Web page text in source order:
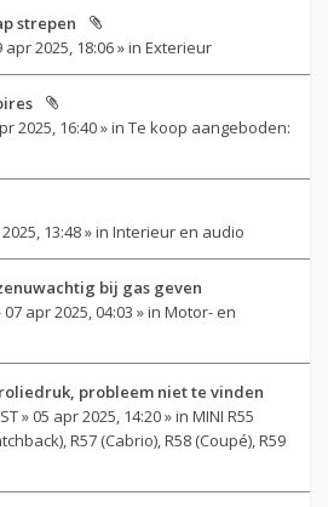
strepen
apr 2025, 18:06 » in Exterieur
2025, 16:40 » in Te koop aangeboden:
13:48 » in Interieur en audio
bij gas geven
apr 2025, 04:03 » in Motor- en
probleem niet te vinden
» 05 apr 2025, 14:20 » in MINI R55
R57 (Cabrio), R58 (Coupé), R59